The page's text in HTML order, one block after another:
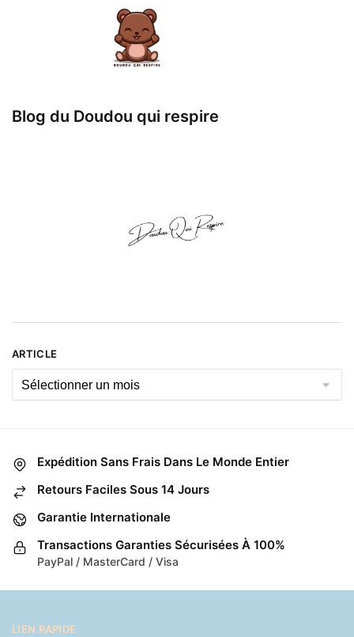
Blog du Doudou qui respire
ARTICLE
Article
Expédition Sans Frais Dans Le Monde Entier
Retours Faciles Sous 14 Jours
Garantie Internationale
Transactions Garanties Sécurisées À 100%
PayPal / MasterCard / Visa
LIEN RAPIDE